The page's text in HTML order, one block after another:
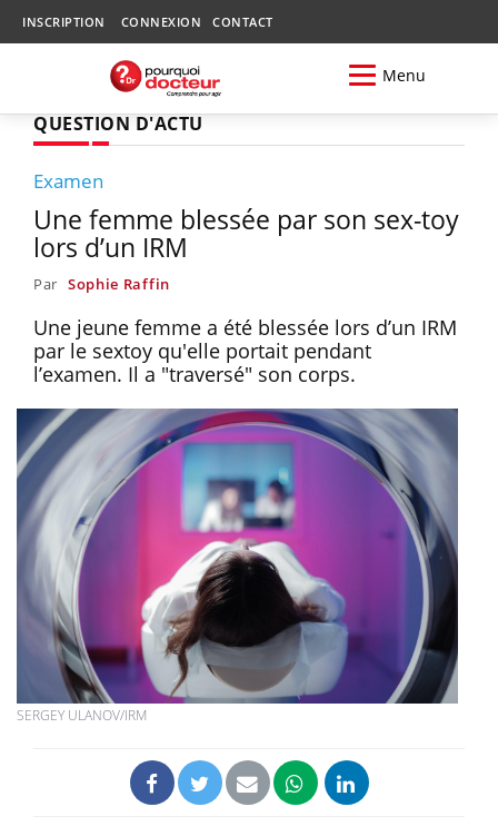
INSCRIPTION CONNEXION CONTACT
Menu
QUESTION D'ACTU
Examen
Une femme blessée par son sex-toy
lors d’un IRM
Par Sophie Raffin
Une jeune femme a été blessée lors d’un IRM
par le sextoy qu'elle portait pendant
l’examen. Il a "traversé" son corps.
SERGEY ULANOV/IRM